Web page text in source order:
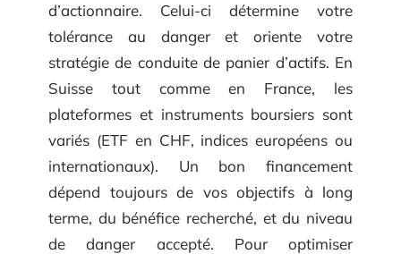
d’actionnaire. Celui-ci détermine votre
tolérance au danger et oriente votre
stratégie de conduite de panier d’actifs. En
Suisse tout comme en France, les
plateformes et instruments boursiers sont
variés (ETF en CHF, indices européens ou
internationaux). Un bon financement
dépend toujours de vos objectifs à long
terme, du bénéfice recherché, et du niveau
de danger accepté. Pour optimiser